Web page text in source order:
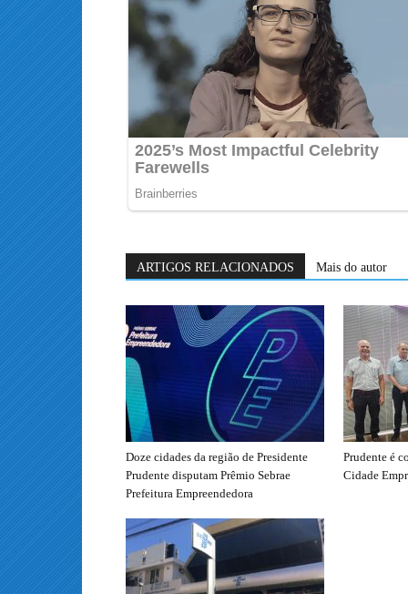
ARTIGOS RELACIONADOS Mais do autor
Doze cidades da região de Presidente
Prudente disputam Prêmio Sebrae
Prefeitura Empreendedora
Prudente é
Cidade